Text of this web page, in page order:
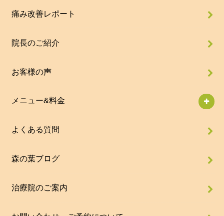
痛み改善レポート
院長のご紹介
お客様の声
メニュー&料金
よくある質問
森の葉ブログ
治療院のご案内